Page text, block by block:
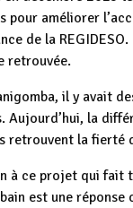
pour améliorer
de la
retrouvée.
il y avait
Aujourd’hui, la
retrouvent la fierté
à ce projet qui fait
est une réponse